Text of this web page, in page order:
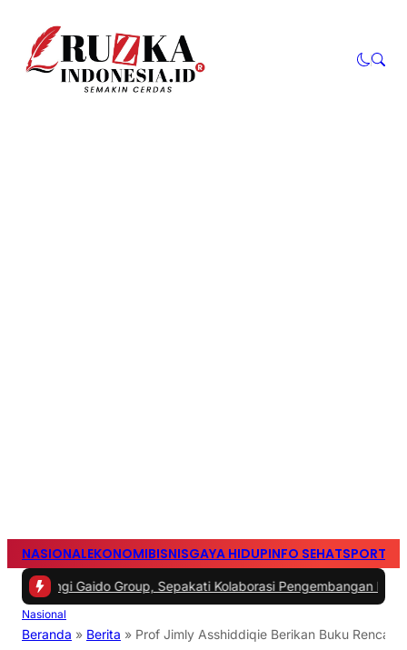
NASIONALEKONOMIBISNISGAYA HIDUPINFO SEHATSPORTS
Group, Sepakati Kolaborasi Pengembangan Ekonomi
Nasional
Beranda » Berita » Prof Jimly Asshiddiqie Berikan Buku